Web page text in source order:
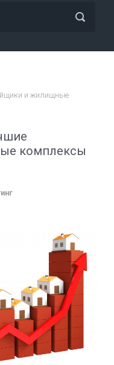
и жилищные
комплексы